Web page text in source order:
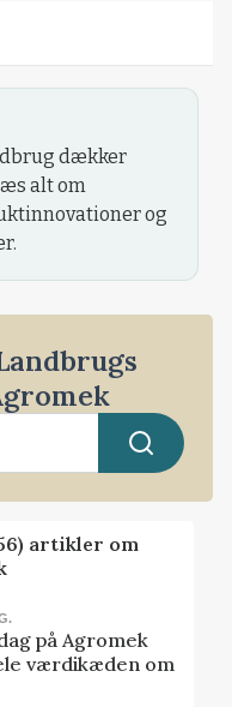
dækker
alt om
og
artikler om
på Agromek
værdikæden om